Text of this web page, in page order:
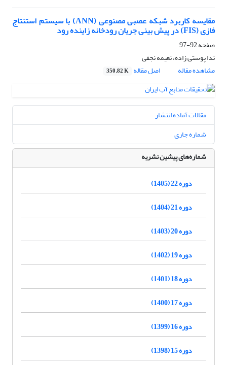
مقایسه کاربرد شبکه عصبی مصنوعی (ANN) با سیستم استنتاج
فازی (FIS) در پیش بینی جریان رودخانه زاینده رود
صفحه92-97
ندا پوستی زاده، نعیمه نجفی
مشاهده مقاله
اصل مقاله 350.82 K
مقالات آماده انتشار
شماره جاری
شماره‌های پیشین نشریه
دوره 22 (1405)
دوره 21 (1404)
دوره 20 (1403)
دوره 19 (1402)
دوره 18 (1401)
دوره 17 (1400)
دوره 16 (1399)
دوره 15 (1398)